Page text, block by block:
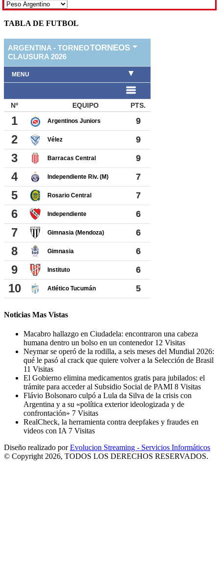
TABLA DE FUTBOL
Noticias Mas Vistas
Macabro hallazgo en Ciudadela: encontraron una cabeza
humana dentro un bolso en un contenedor 12 Visitas
Neymar se operó de la rodilla, a seis meses del Mundial 2026:
qué le pasó al crack que quiere volver a la Selección de Brasil
11 Visitas
El Gobierno elimina medicamentos gratis para jubilados: el
trámite para acceder al Subsidio Social de PAMI 8 Visitas
Flávio Bolsonaro culpó a Lula da Silva de la crisis con
Argentina y a su «política exterior ideologizada y de
confrontación» 7 Visitas
RealCheck, la herramienta contra deepfakes y fraudes en
videos con IA 7 Visitas
Diseño realizado porEvolucion Streaming - Servicios Informáticos
© Copyright 2026, TODOS LOS DERECHOS RESERVADOS.